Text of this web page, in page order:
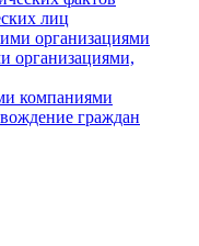
лиц
организациями
организациями,
компаниями
граждан